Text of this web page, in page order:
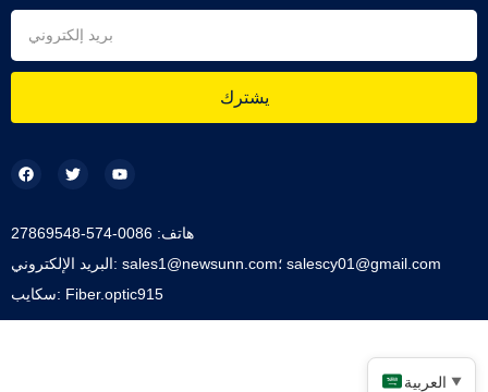
يشترك
البريد الإلكتروني: sales1@newsunn.com؛ salescy01@gmail.com
سكايب: Fiber.optic915
العربية ▼